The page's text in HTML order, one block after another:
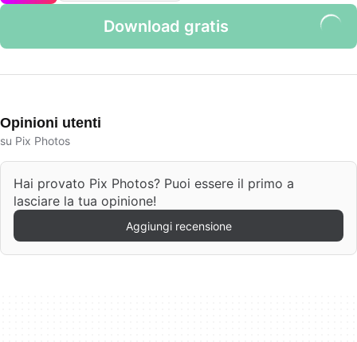
Download gratis
Opinioni utenti
su Pix Photos
Hai provato Pix Photos? Puoi essere il primo a
lasciare la tua opinione!
Aggiungi recensione